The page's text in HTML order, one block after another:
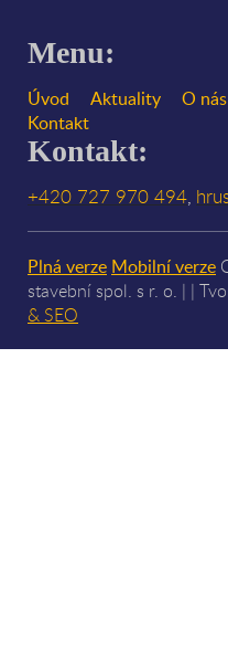
Menu:
Úvod Aktuality O nás
Kontakt
Kontakt:
+420 727 970 494,
Plná verze Mobilní verze
stavební spol. s r. o. | |
& SEO